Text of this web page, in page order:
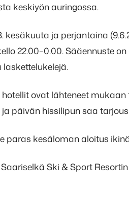
keskiyön auringossa.
kesäkuuta ja perjantaina
22.00–0.00. Sääennuste
ovat lähteneet
päivän hissilipun saa
paras kesäloman aloitus
Ski & Sport Resortin